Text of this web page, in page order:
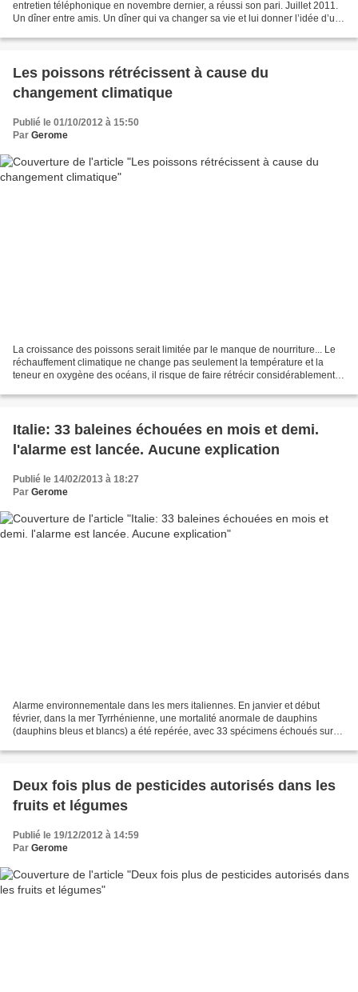
entretien téléphonique en novembre dernier, a réussi son pari. Juillet 2011.
Un dîner entre amis. Un dîner qui va changer sa vie et lui donner l’idée d’un
Les poissons rétrécissent à cause du
changement climatique
Publié le 01/10/2012 à 15:50
Par Gerome
La croissance des poissons serait limitée par le manque de nourriture... Le
réchauffement climatique ne change pas seulement la température et la
teneur en oxygène des océans, il risque de faire rétrécir considérablement
Italie: 33 baleines échouées en mois et demi.
l'alarme est lancée. Aucune explication
Publié le 14/02/2013 à 18:27
Par Gerome
Alarme environnementale dans les mers italiennes. En janvier et début
février, dans la mer Tyrrhénienne, une mortalité anormale de dauphins
(dauphins bleus et blancs) a été repérée, avec 33 spécimens échoués sur
Deux fois plus de pesticides autorisés dans les
fruits et légumes
Publié le 19/12/2012 à 14:59
Par Gerome